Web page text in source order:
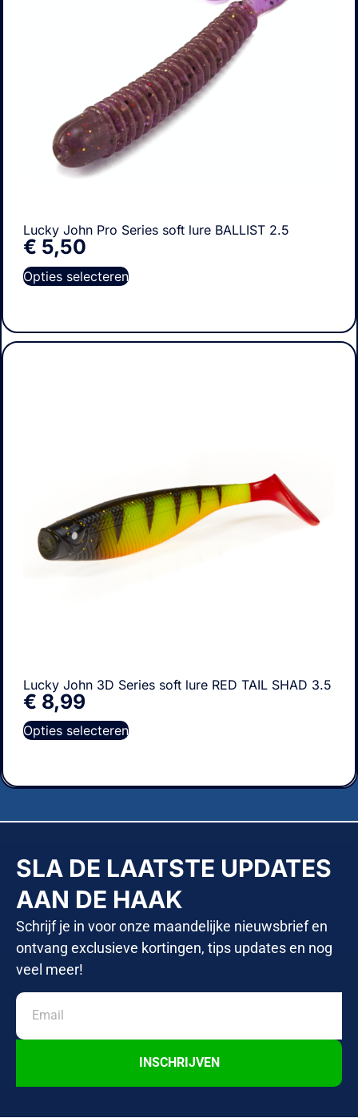
Lucky John Pro Series soft lure BALLIST 2.5
€ 5,50
Opties selecteren
Lucky John 3D Series soft lure RED TAIL SHAD 3.5
€ 8,99
Opties selecteren
SLA DE LAATSTE UPDATES
AAN DE HAAK
Schrijf je in voor onze maandelijke nieuwsbrief en
ontvang exclusieve kortingen, tips updates en nog
veel meer!
INSCHRIJVEN